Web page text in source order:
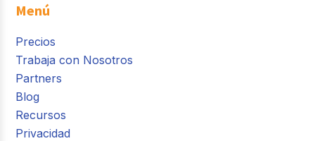
Menú
Precios
Trabaja con Nosotros
Partners
Blog
Recursos
Privacidad